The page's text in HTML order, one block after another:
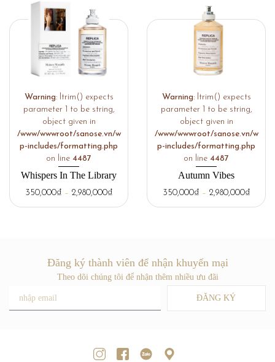
Warning: ltrim() expects
parameter 1 to be string,
object given in
/www/wwwroot/sanose.vn/w
p-includes/formatting.php
on line 4487
Whispers In The Library
350,000₫ – 2,980,000₫
Warning: ltrim() expects
parameter 1 to be string,
object given in
/www/wwwroot/sanose.vn/w
p-includes/formatting.php
on line 4487
Autumn Vibes
350,000₫ – 2,980,000₫
Đăng ký thành viên để nhận khuyến mại
Theo dõi chúng tôi để nhận thêm nhiều ưu đãi
ĐĂNG KÝ